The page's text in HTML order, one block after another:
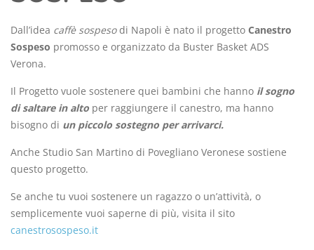
Dall’idea caffè sospesodi Napoli è nato il progetto Canestro
Sospeso promosso e organizzato da Buster Basket ADS
Verona.
Il Progetto vuole sostenere quei bambini che hanno il sogno
di saltare in alto per raggiungere il canestro, ma hanno
bisogno di un piccolo sostegno per arrivarci.
Anche Studio San Martino di Povegliano Veronese sostiene
questo progetto.
Se anche tu vuoi sostenere un ragazzo o un’attività, o
semplicemente vuoi saperne di più, visita il sito
canestrosospeso.it